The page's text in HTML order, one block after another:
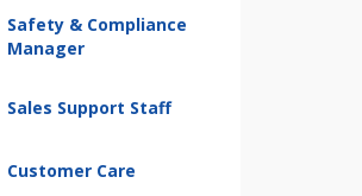
Safety & Compliance
Manager
Sales Support Staff
Customer Care